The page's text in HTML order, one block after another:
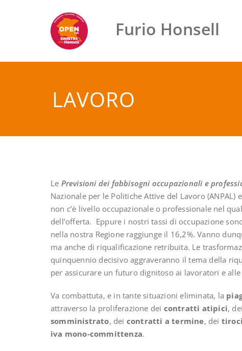
Furio Honsell
LAVORO
Le Previsioni dei fabbisogni occupazionali e
Nazionale per le Politiche Attive del Lavoro
non c’è livello occupazionale o professionale nel
dell’offerta. Eppure i nostri tassi di occupazione
nella nostra Regione raggiunge il 16,2%. Vanno
ma anche di riqualificazione retribuita. Le
quinquennio decisivo aggraveranno il tema della
per assicurare un futuro dignitoso ai lavoratori e
Va combattuta, e in tante situazioni eliminata, la
attraverso la proliferazione dei contratti atipici,
somministrato, dei contratti a termine, dei
iva mono-committenza.